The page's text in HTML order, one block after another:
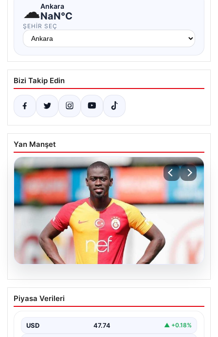
☁Ankara
NaN°C
ŞEHIR SEÇ
Bizi Takip Edin
Yan Manşet
Resmi imzayı attı! Ndiaye’nin yeni
adresi çok şaşırttı
Piyasa Verileri
USD 47.74 ▲ +0.18%